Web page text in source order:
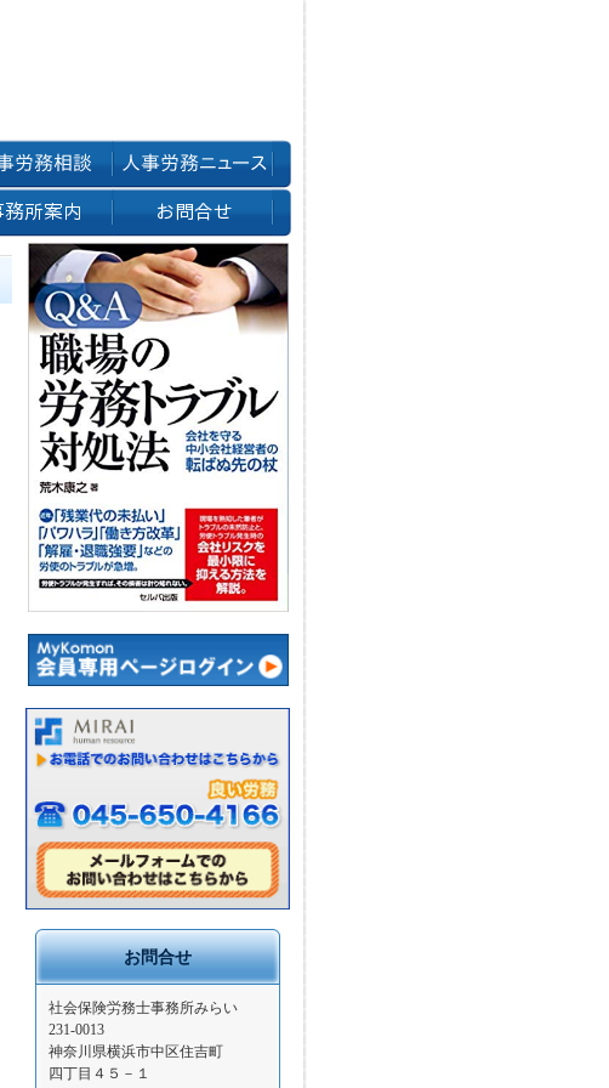
お問合せ
社会保険労務士事務所みらい
231-0013
神奈川県横浜市中区住吉町
四丁目４５－１